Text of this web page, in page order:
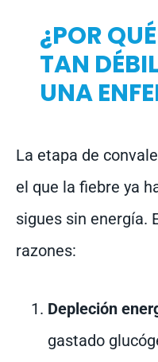
¿POR
TAN
UNA
La etapa de
el que la fiebre ya
sigues sin energía.
razones:
Depleción
gastado